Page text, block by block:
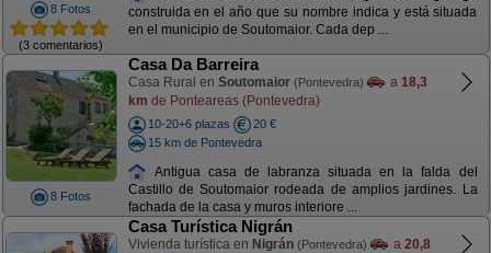
8 Fotos
(3 comentarios)
construida en el año que su nombre indica y está situada
en el municipio de Soutomaior. Cada dep ...
8 Fotos
Casa Da Barreira
Casa Rural en Soutomaior (Pontevedra) a 18,3
km de Ponteareas (Pontevedra)
10-20+6 plazas
20 €
15 km de Pontevedra
Antigua casa de labranza situada en la falda del
Castillo de Soutomaior rodeada de amplios jardines. La
fachada de la casa y muros interiore ...
Casa Turística Nigrán
Vivienda turística en Nigrán (Pontevedra) a 20,8